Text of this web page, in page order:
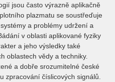
jsou často výrazně aplikačně
plazmatu se soustřeďuje
a problémy udržení a
v oblasti aplikované fyziky
a jeho výsledky také
oblastech vědy a techniky.
a dobře srozumitelné české
zpracování číslicových signálů.